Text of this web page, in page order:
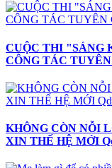
CUỘC THI "SÁNG
CÔNG TÁC
KHÔNG CÒN NỖI
XIN THẾ HỆ MỚI